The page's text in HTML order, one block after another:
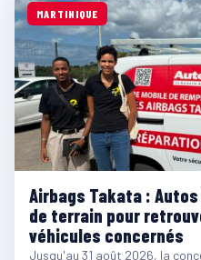
MARTINIQUE
Airbags Takata :
de terrain pour
véhicules concernés
Jusqu'au 31 août 2026, la